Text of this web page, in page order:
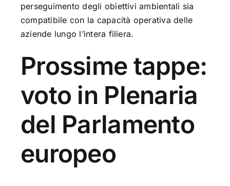
perseguimento degli obiettivi ambientali sia
compatibile con la capacità operativa delle
aziende lungo l’intera filiera.
Prossime tappe:
voto in Plenaria
del Parlamento
europeo